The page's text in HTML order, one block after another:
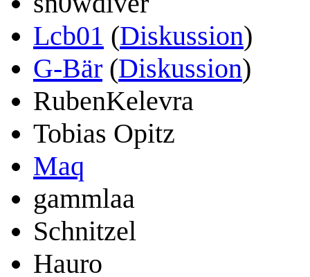
Lcb01 (Diskussion)
G-Bär (Diskussion)
RubenKelevra
Tobias Opitz
Maq
gammlaa
Schnitzel
Hauro